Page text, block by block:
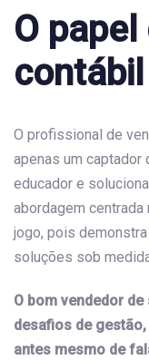
O
O profissional de
apenas um captador
educador e
abordagem
jogo, pois
soluções sob
O bom vendedor
desafios de
antes mesmo de